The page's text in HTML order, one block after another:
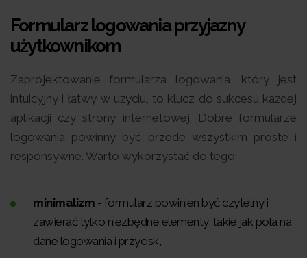
Formularz logowania przyjazny
użytkownikom
Zaprojektowanie formularza logowania, który jest
intuicyjny i łatwy w użyciu, to klucz do sukcesu każdej
aplikacji czy strony internetowej. Dobre formularze
logowania powinny być przede wszystkim proste i
responsywne. Warto wykorzystać do tego:
minimalizm - formularz powinien być czytelny i
zawierać tylko niezbędne elementy, takie jak pola na
dane logowania i przycisk,